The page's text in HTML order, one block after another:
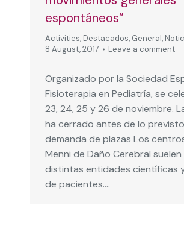
espontáneos”
Activities, Destacados, General,
8 August, 2017
Leave a comment
Organizado por la Sociedad
Fisioterapia en Pediatría, se
23, 24, 25 y 26 de noviembre.
ha cerrado antes de lo
demanda de plazas Los
Menni de Daño Cerebral
distintas entidades científicas
de pacientes.…